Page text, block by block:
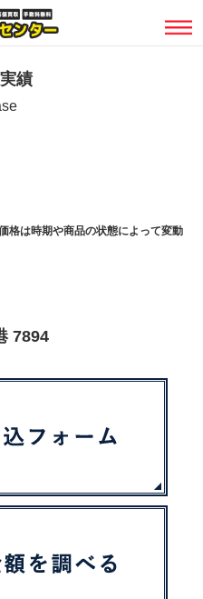
績
格は時期や商品の状態によって変動
7894